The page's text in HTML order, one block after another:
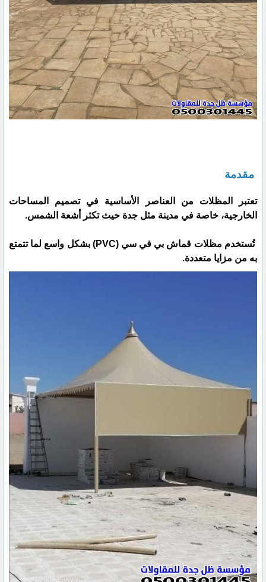
مقدمة
تعتبر المظلات من العناصر الأساسية في تصميم المساحات
الخارجية، خاصة في مدينة مثل جدة حيث تكثر أشعة الشمس.
تُستخدم مظلات قماش بي في سي (PVC) بشكل واسع لما تتمتع
به من مزايا متعددة.